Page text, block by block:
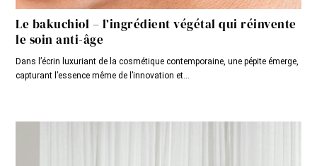
Le bakuchiol – l’ingrédient végétal qui réinvente
le soin anti-âge
Dans l’écrin luxuriant de la cosmétique contemporaine, une pépite émerge,
capturant l’essence même de l’innovation et...